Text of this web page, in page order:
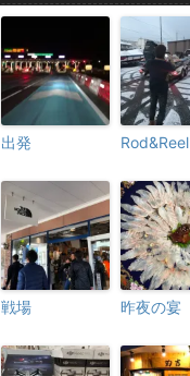
出発 Rod&Reel
戦場 昨夜の宴